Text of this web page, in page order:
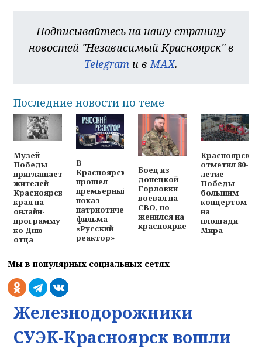
Подписывайтесь на нашу страницу
новостей "Независимый Красноярск" в
Telegram и вMAX.
Последние новости по теме
Музей
Победы
приглашает
жителей
Красноярского
края на
онлайн-
программу
ко Дню
отца
В
Красноярске
прошел
премьерный
показ
патриотического
фильма
«Русский
реактор»
Боец из
донецкой
Горловки
воевал на
СВО, но
женился на
красноярке
Красноярск
отметил 80-
летие
Победы
большим
концертом
на
площади
Мира
Мы в популярных социальных сетях
Железнодорожники
СУЭК-Красноярск вошли